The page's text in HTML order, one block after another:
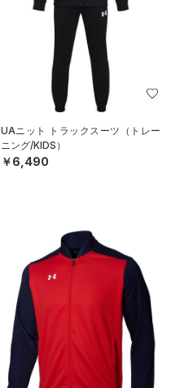
UAニット トラックスーツ（トレー
ニング/KIDS）
￥6,490